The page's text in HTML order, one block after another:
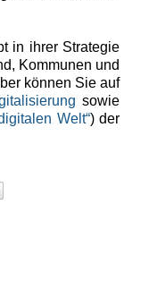
in ihrer Strategie
Kommunen und
können Sie auf
sowie
Welt“) der